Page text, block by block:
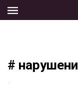
the
#